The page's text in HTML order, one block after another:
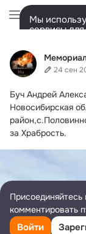
24 сен
Буч Андрей
Новосибирская
за Храбрость.
Мы
сервисы
Разрешить
Лента
Дополнительная
колонка
Всё4 518
комментировать
Войти